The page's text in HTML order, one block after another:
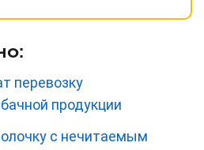
перевозку
продукции
с нечитаемым